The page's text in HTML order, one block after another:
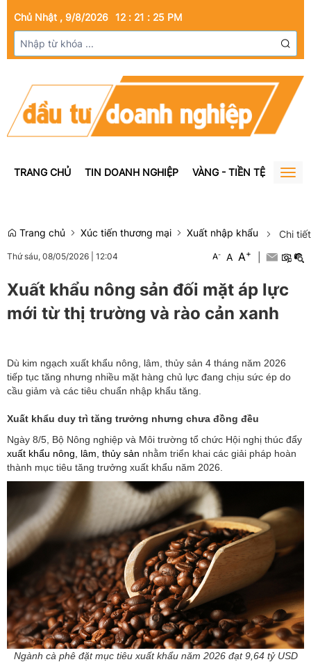
Chủ Nhật , 9/8/2026 12 : 21 : 26 PM
TRANG CHỦ TIN DOANH NGHIỆP VÀNG - TIỀN TỆ BẤT
Trang chủ Xúc tiến thương mại Xuất nhập khẩu Chi
Thứ sáu, 08/05/2026 12:04 A- A A+
Xuất khẩu nông sản đối mặt áp lực
mới từ thị trường và rào cản xanh
Dù kim ngạch xuất khẩu nông, lâm, thủy sản 4 tháng năm 2026
tiếp tục tăng nhưng nhiều mặt hàng chủ lực đang chịu sức ép do
cầu giảm và các tiêu chuẩn nhập khẩu tăng.
Xuất khẩu duy trì tăng trưởng nhưng chưa đồng đều
Ngày 8/5, Bộ Nông nghiệp và Môi trường tổ chức Hội nghị thúc đẩy
xuất khẩu nông, lâm, thủy sản nhằm triển khai các giải pháp hoàn
thành mục tiêu tăng trưởng xuất khẩu năm 2026.
Ngành cà phê đặt mục tiêu xuất khẩu năm 2026 đạt 9,64 tỷ USD